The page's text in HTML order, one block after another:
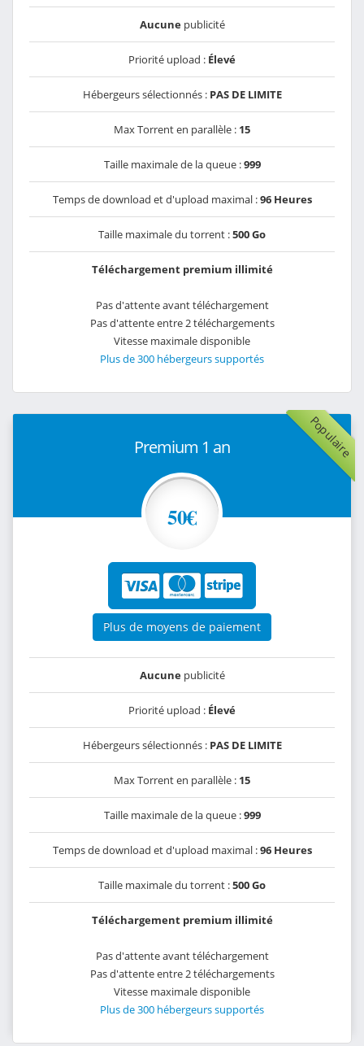
Aucunepublicité
Priorité upload : Élevé
Hébergeurs sélectionnés : PAS DE LIMITE
Max Torrent en parallèle : 15
Taille maximale de la queue :999
Temps de download et d'upload maximal :96 Heures
Taille maximale du torrent :500 Go
Téléchargement premium illimité
Pas d'attente avant téléchargement
Pas d'attente entre 2 téléchargements
Vitesse maximale disponible
Plus de 300 hébergeurs supportés
Populaire
Premium 1 an
50€
Plus de moyens de paiement
Aucunepublicité
Priorité upload : Élevé
Hébergeurs sélectionnés : PAS DE LIMITE
Max Torrent en parallèle : 15
Taille maximale de la queue :999
Temps de download et d'upload maximal :96 Heures
Taille maximale du torrent :500 Go
Téléchargement premium illimité
Pas d'attente avant téléchargement
Pas d'attente entre 2 téléchargements
Vitesse maximale disponible
Plus de 300 hébergeurs supportés